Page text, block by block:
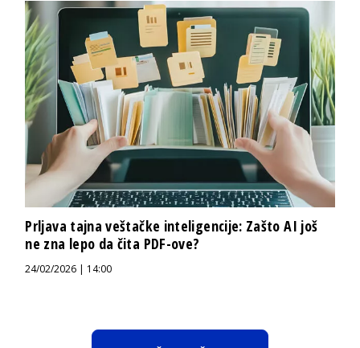
Prljava tajna veštačke inteligencije: Zašto AI još
ne zna lepo da čita PDF-ove?
24/02/2026 | 14:00